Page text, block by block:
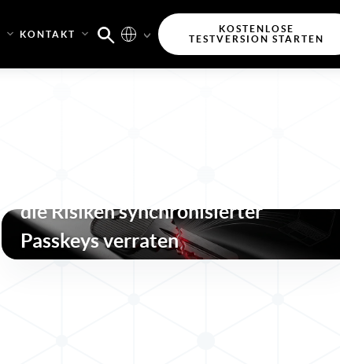
KONTAKT
KOSTENLOSE
TESTVERSION STARTEN
die Risiken synchronisierter
Passkeys verraten